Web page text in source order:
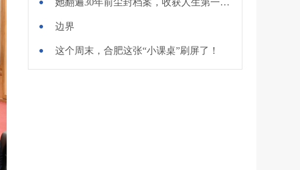
她翻遍30年前尘封档案，收获人生第一面锦旗
边界
这个周末，合肥这张“小课桌”刷屏了！